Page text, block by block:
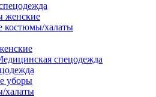
женские
костюмы/халаты
спецодежда
уборы
халаты